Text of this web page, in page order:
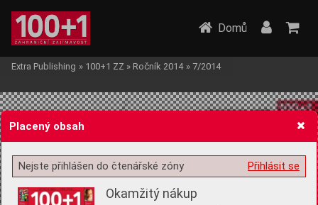
Žádost o souhlas s ukládáním volitelných informací
Domů
Extra Publishing » 100+1 ZZ » Ročník 2014 » 7/2014
Placený obsah
Přihlásit se
Nejste přihlášen do čtenářské zóny
Okamžitý nákup